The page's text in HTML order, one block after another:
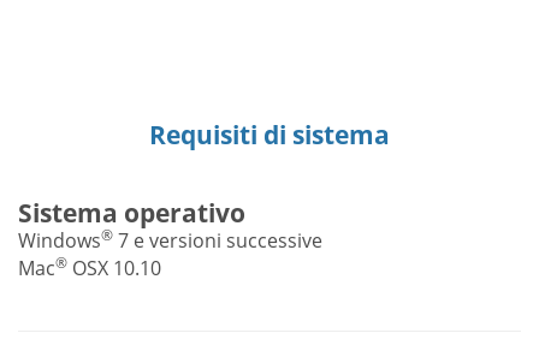
Requisiti di sistema
Sistema operativo
Windows® 7 e versioni successive
Mac® OSX 10.10